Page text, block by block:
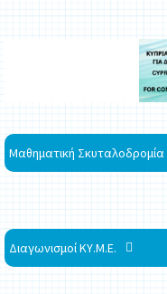
Μαθηματική Σκυταλοδρομία
Διαγωνισμοί ΚΥ.Μ.Ε.